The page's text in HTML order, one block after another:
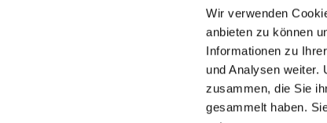
Wir verwenden
anbieten zu können
Informationen zu
und Analysen weiter.
zusammen, die Sie
gesammelt haben.
Büro-Bedarf